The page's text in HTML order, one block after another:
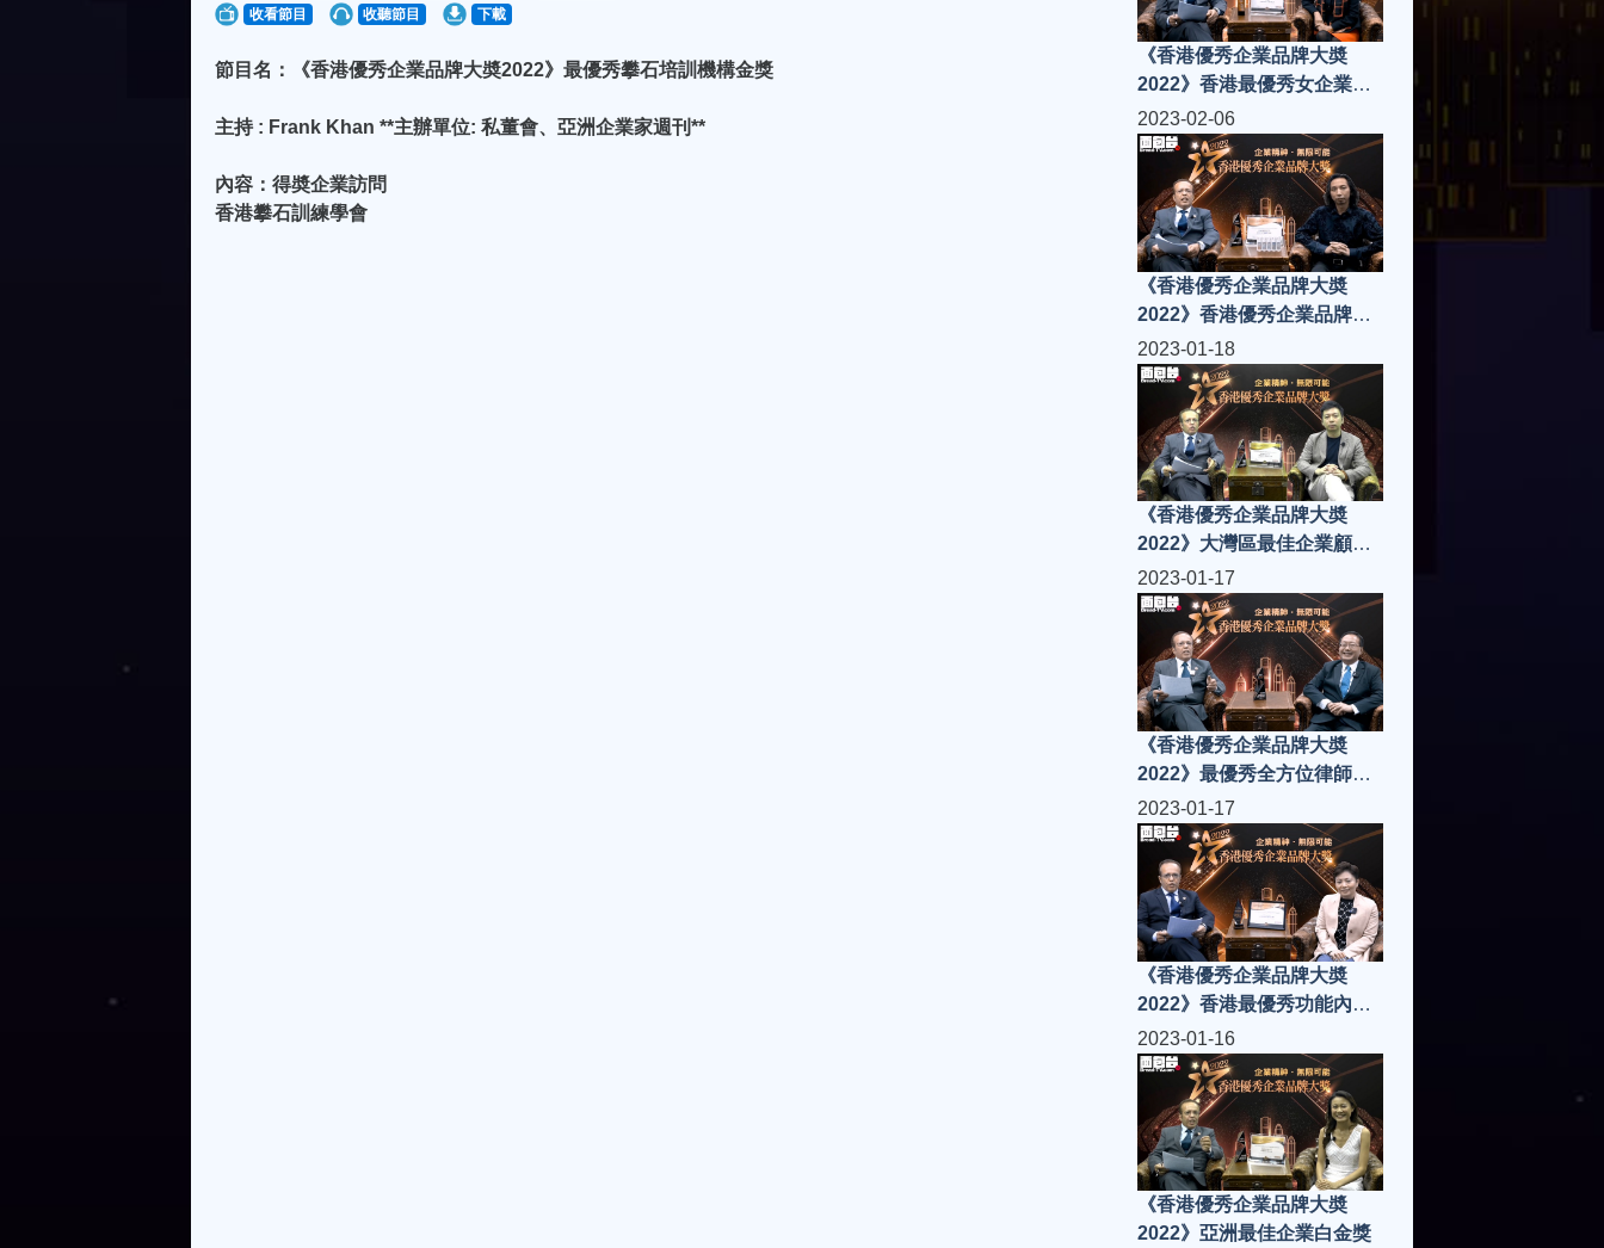
收看節目 收聽節目 下載
節目名：《香港優秀企業品牌大奬2022》最優秀攀石培訓機構金獎
主持 : Frank Khan **主辦單位: 私董會、亞洲企業家週刊**
內容：得奬企業訪問
香港攀石訓練學會
《香港優秀企業品牌大奬
2022》香港最優秀女企業家
鑽石獎
2023-02-06
《香港優秀企業品牌大奬
2022》香港優秀企業品牌白
金獎
2023-01-18
《香港優秀企業品牌大奬
2022》大灣區最佳企業顧問
白金獎
2023-01-17
《香港優秀企業品牌大奬
2022》最優秀全方位律師事
務所白金獎
2023-01-17
《香港優秀企業品牌大奬
2022》香港最優秀功能內衣
金獎
2023-01-16
《香港優秀企業品牌大奬
2022》亞洲最佳企業白金獎